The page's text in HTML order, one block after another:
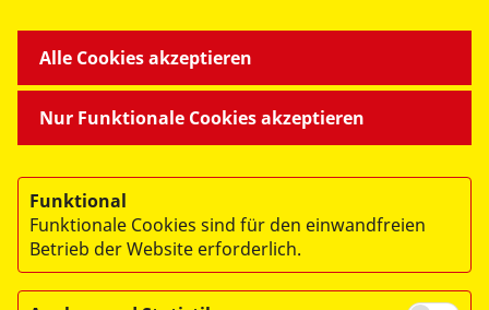
MITMACHEN & HELFEN
BESONDERE PROJEKTE
Nur Funktionale Cookies akzeptieren
Alle Cookies akzeptieren
Funktional
Funktionale Cookies sind für den einwandfreien
Betrieb der Website erforderlich.